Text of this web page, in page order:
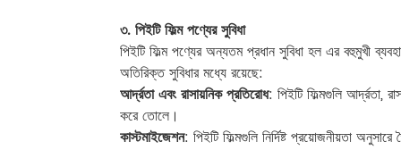
৩. পিইটি ফিল্ম পণ্যের সুবিধা
পিইটি ফিল্ম পণ্যের অন্যতম প্রধান সুবিধা হল এর বহুমুখী
অতিরিক্ত সুবিধার মধ্যে রয়েছে:
আর্দ্রতা এবং রাসায়নিক প্রতিরোধ: পিইটি ফিল্মগুলি আর্দ্রতা,
করে তোলে।
কাস্টমাইজেশন: পিইটি ফিল্মগুলি নির্দিষ্ট প্রয়োজনীয়তা